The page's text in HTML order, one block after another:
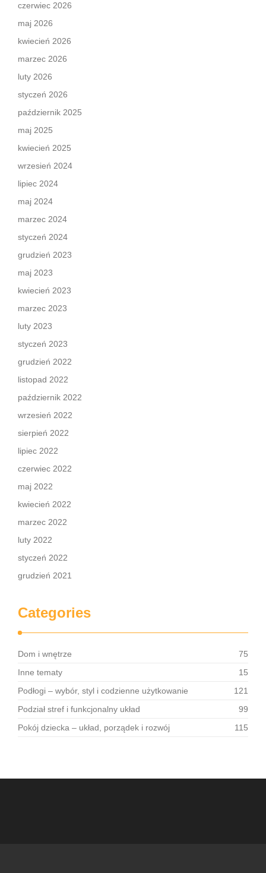
czerwiec 2026
maj 2026
kwiecień 2026
marzec 2026
luty 2026
styczeń 2026
październik 2025
maj 2025
kwiecień 2025
wrzesień 2024
lipiec 2024
maj 2024
marzec 2024
styczeń 2024
grudzień 2023
maj 2023
kwiecień 2023
marzec 2023
luty 2023
styczeń 2023
grudzień 2022
listopad 2022
październik 2022
wrzesień 2022
sierpień 2022
lipiec 2022
czerwiec 2022
maj 2022
kwiecień 2022
marzec 2022
luty 2022
styczeń 2022
grudzień 2021
Categories
Dom i wnętrze
75
Inne tematy
15
Podłogi – wybór, styl i codzienne użytkowanie
121
Podział stref i funkcjonalny układ
99
Pokój dziecka – układ, porządek i rozwój
115